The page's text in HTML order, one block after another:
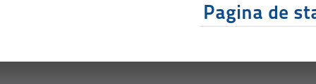
Pagina de